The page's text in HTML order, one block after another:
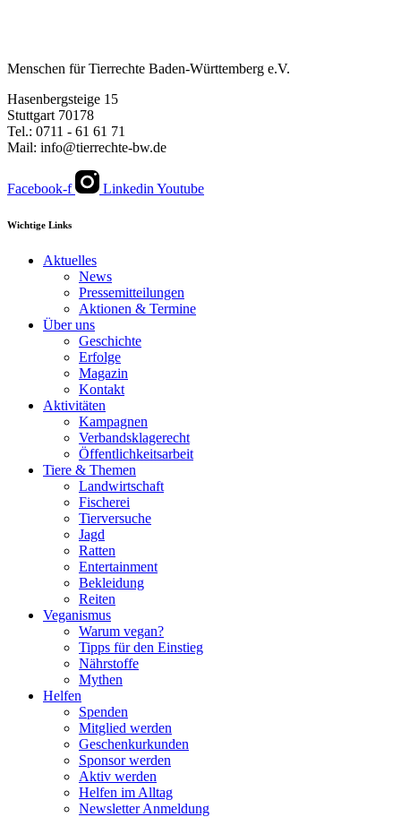
Menschen für Tierrechte Baden-Württemberg e.V.
Hasenbergsteige 15
Stuttgart 70178
Tel.: 0711 - 61 61 71
Mail: info@tierrechte-bw.de
Facebook-f Linkedin Youtube
Wichtige Links
Aktuelles
News
Pressemitteilungen
Aktionen & Termine
Über uns
Geschichte
Erfolge
Magazin
Kontakt
Aktivitäten
Kampagnen
Verbandsklagerecht
Öffentlichkeitsarbeit
Tiere & Themen
Landwirtschaft
Fischerei
Tierversuche
Jagd
Ratten
Entertainment
Bekleidung
Reiten
Veganismus
Warum vegan?
Tipps für den Einstieg
Nährstoffe
Mythen
Helfen
Spenden
Mitglied werden
Geschenkurkunden
Sponsor werden
Aktiv werden
Helfen im Alltag
Newsletter Anmeldung